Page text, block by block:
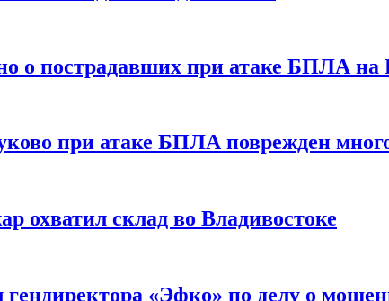
о пострадавших при атаке БПЛА на
при атаке БПЛА поврежден
охватил склад во Владивостоке
гендиректора «Эфко» по делу о